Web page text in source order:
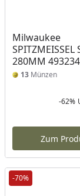
Milwaukee
SPITZMEISSEL
280MM
13 Münzen
-62%
Zum
-70%